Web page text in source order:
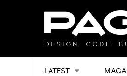
LATEST